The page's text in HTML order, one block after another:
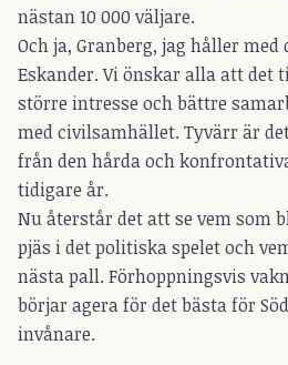
nästan 10 000 väljare.
Och ja, Granberg, jag håller
Eskander. Vi önskar alla att det
större intresse och bättre
med civilsamhället. Tyvärr är
från den hårda och
tidigare år.
Nu återstår det att se vem som
pjäs i det politiska spelet och
nästa pall. Förhoppningsvis
börjar agera för det bästa för
invånare.